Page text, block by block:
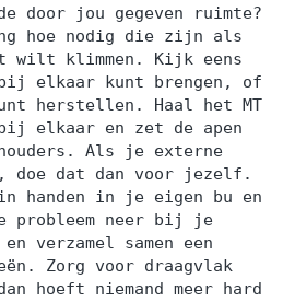
door jou gegeven ruimte?
hoe nodig die zijn als
wilt klimmen. Kijk eens
elkaar kunt brengen, of
herstellen. Haal het MT
elkaar en zet de apen
Als je externe
doe dat dan voor jezelf.
handen in je eigen bu en
probleem neer bij je
verzamel samen een
Zorg voor draagvlak
hoeft niemand meer hard